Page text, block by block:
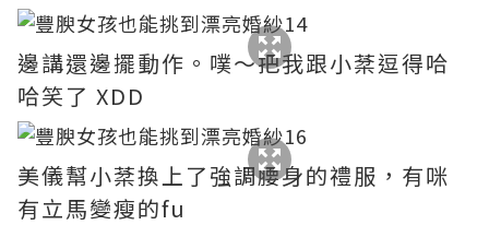
邊講還邊擺動作。噗～把我跟小棻逗得哈
哈笑了 XDD
美儀幫小棻換上了強調腰身的禮服，有咪
有立馬變瘦的fu